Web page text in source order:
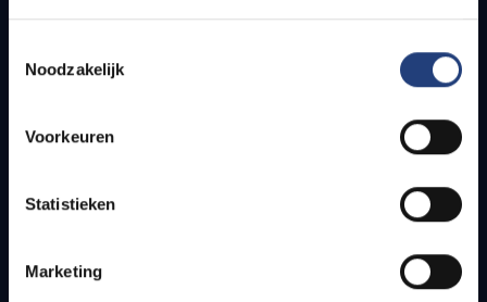
Noodzakelijk
Voorkeuren
Statistieken
Marketing
Snel naar
Bereikbaarheid